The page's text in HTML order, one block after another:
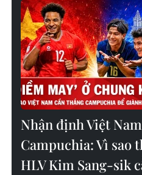
Nhận định Việt
Campuchia: Vì sao
HLV Kim Sang-sik